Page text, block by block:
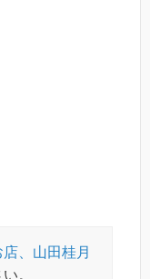
、山田桂月
。